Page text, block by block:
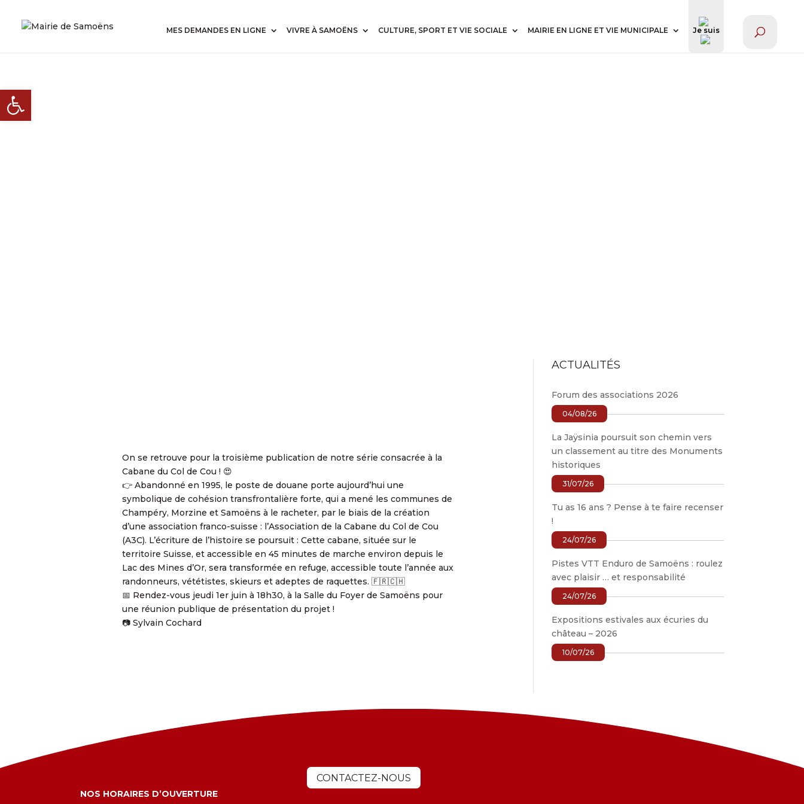
MES DEMANDES EN LIGNE VIVRE À SAMOËNS CULTURE, SPORT ET VIE SOCIALE MAIRIE EN LIGNE ET VIE MUNICIPALE Je suis
On se retrouve pour la troisième publication de notre série consacrée à la
Cabane du Col de Cou ! 😍
👉 Abandonné en 1995, le poste de douane porte aujourd’hui une
symbolique de cohésion transfrontalière forte, qui a mené les communes de
Champéry, Morzine et Samoëns à le racheter, par le biais de la création
d’une association franco-suisse : l’Association de la Cabane du Col de Cou
(A3C). L’écriture de l’histoire se poursuit : Cette cabane, située sur le
territoire Suisse, et accessible en 45 minutes de marche environ depuis le
Lac des Mines d’Or, sera transformée en refuge, accessible toute l’année aux
randonneurs, vététistes, skieurs et adeptes de raquettes. 🇫🇷🇨🇭
📅 Rendez-vous jeudi 1er juin à 18h30, à la Salle du Foyer de Samoëns pour
une réunion publique de présentation du projet !
📷 Sylvain Cochard
ACTUALITÉS
Forum des associations 2026
04/08/26
La Jaÿsinia poursuit son chemin vers
un classement au titre des Monuments
historiques
31/07/26
Tu as 16 ans ? Pense à te faire recenser
!
24/07/26
Pistes VTT Enduro de Samoëns : roulez
avec plaisir … et responsabilité
24/07/26
Expositions estivales aux écuries du
château – 2026
10/07/26
NOS HORAIRES D’OUVERTURE
CONTACTEZ-NOUS
Ouvrir la barre d’outils